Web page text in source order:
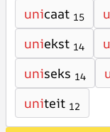
unicaat 15
uniekst 14
uniseks 14
uniteit 12